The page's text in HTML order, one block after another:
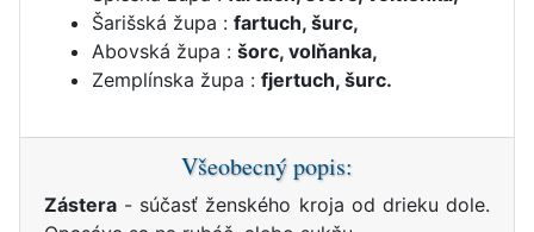
Šarišská župa : fartuch, šurc,
Abovská župa : šorc, volňanka,
Zemplínska župa : fjertuch, šurc.
Všeobecný popis:
Zástera - súčasť ženského kroja od drieku dole.